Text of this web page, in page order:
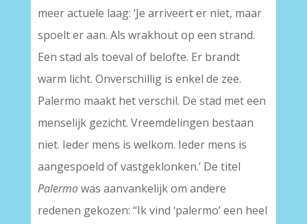
meer actuele laag: ‘Je arriveert er niet, maar
spoelt er aan. Als wrakhout op een strand.
Een stad als toeval of belofte. Er brandt
warm licht. Onverschillig is enkel de zee.
Palermo maakt het verschil. De stad met een
menselijk gezicht. Vreemdelingen bestaan
niet. Ieder mens is welkom. Ieder mens is
aangespoeld of vastgeklonken.’ De titel
Palermowas aanvankelijk om andere
redenen gekozen: “Ik vind ‘palermo’ een heel